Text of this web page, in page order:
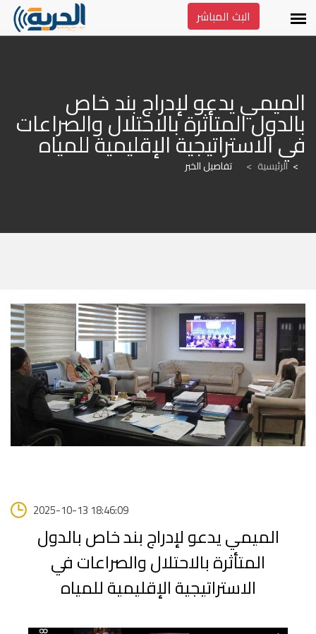
البث المباشر
في الاستراتيجية الإقليمية للمياه
الرئيسية > تفاصيل الخبر
2025-10-13 18:46:09
الميمي يدعو لإدراج بند خاص بالدول
المتأثرة بالاحتلال والصراعات في
الاستراتيجية الإقليمية للمياه